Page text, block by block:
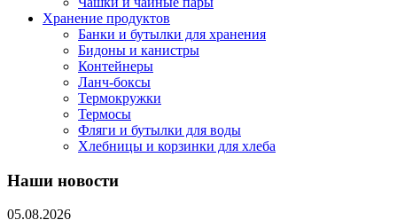
Хранение продуктов
Банки и бутылки для хранения
Бидоны и канистры
Контейнеры
Ланч-боксы
Термокружки
Термосы
Фляги и бутылки для воды
Хлебницы и корзинки для хлеба
Наши новости
05.08.2026